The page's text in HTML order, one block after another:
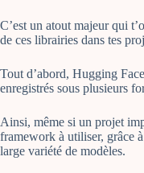
C’est un atout majeur qui
de ces librairies dans tes
Tout d’abord, Hugging
enregistrés sous plusieurs
Ainsi, même si un projet
framework à utiliser, grâce
large variété de modèles.